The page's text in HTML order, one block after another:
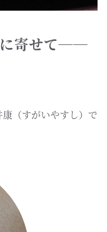
に寄せて──
（すがいやすし）で